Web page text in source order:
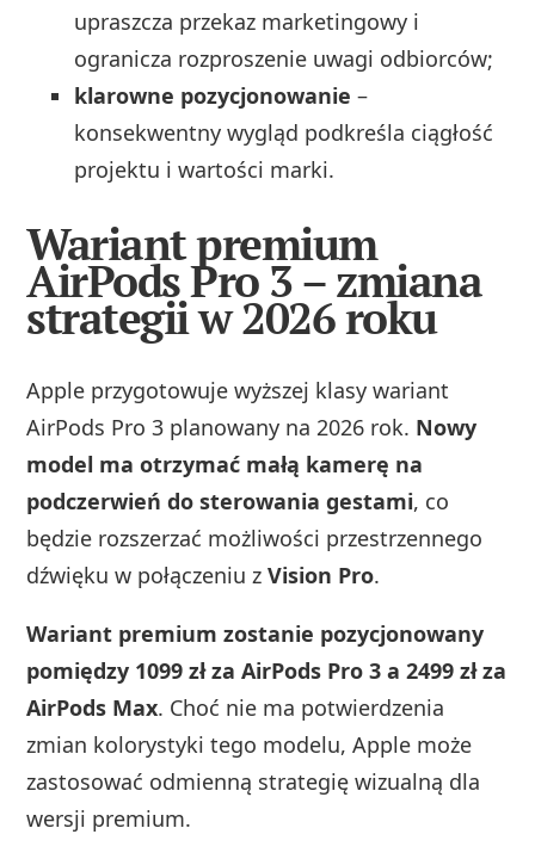
upraszcza przekaz marketingowy i
ogranicza rozproszenie uwagi odbiorców;
klarowne pozycjonowanie –
konsekwentny wygląd podkreśla ciągłość
projektu i wartości marki.
Wariant premium
AirPods Pro 3 – zmiana
strategii w 2026 roku
Apple przygotowuje wyższej klasy wariant
AirPods Pro 3 planowany na 2026 rok. Nowy
model ma otrzymać małą kamerę na
podczerwień do sterowania gestami, co
będzie rozszerzać możliwości przestrzennego
dźwięku w połączeniu zVision Pro.
Wariant premium zostanie pozycjonowany
pomiędzy 1099 zł za AirPods Pro 3 a 2499 zł za
AirPods Max. Choć nie ma potwierdzenia
zmian kolorystyki tego modelu, Apple może
zastosować odmienną strategię wizualną dla
wersji premium.